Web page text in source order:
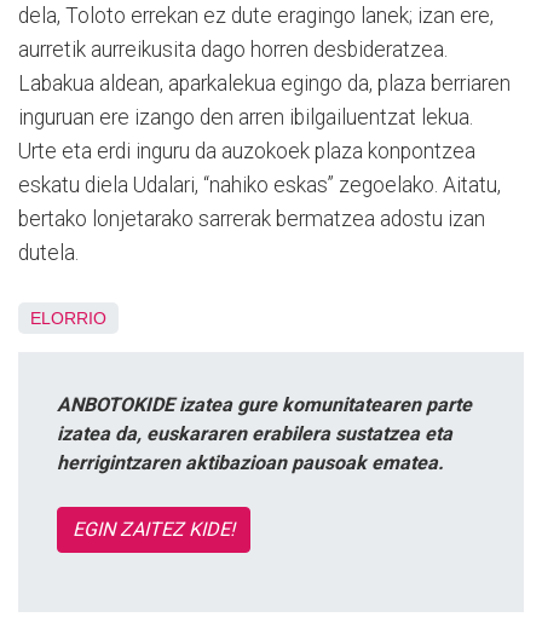
dela, Toloto errekan ez dute eragingo lanek; izan ere,
aurretik aurreikusita dago horren desbideratzea.
Labakua aldean, aparkalekua egingo da, plaza berriaren
inguruan ere izango den arren ibilgailuentzat lekua.
Urte eta erdi inguru da auzokoek plaza konpontzea
eskatu diela Udalari, “nahiko eskas” zegoelako. Aitatu,
bertako lonjetarako sarrerak bermatzea adostu izan
dutela.
ELORRIO
ANBOTOKIDE izatea gure komunitatearen parte
izatea da, euskararen erabilera sustatzea eta
herrigintzaren aktibazioan pausoak ematea.
EGIN ZAITEZ KIDE!